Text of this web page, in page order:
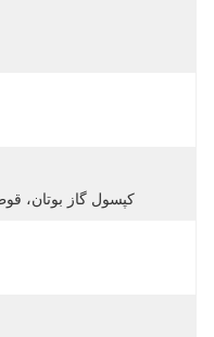
کپسول گاز بوتان،